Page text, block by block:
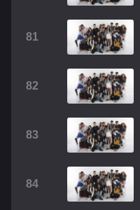
81
82
83
84